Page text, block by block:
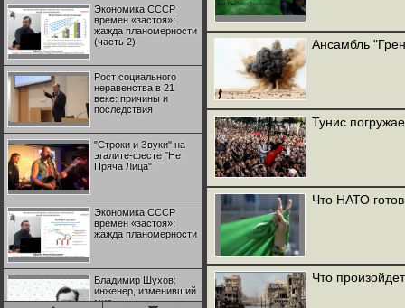
Экономика СССР
времен «застоя»:
жажда планомерности
(часть 2)
Рост социального
неравенства в 21
веке: причины и
последствия
"Строки и Звуки" на
эгалите-фесте "Не
Пряча Лица"
Экономика СССР
времен «застоя»:
жажда планомерности
Владимир Шухов:
инженер, изменивший
мир
Ансамбль
Тунис
Что НАТО
Что